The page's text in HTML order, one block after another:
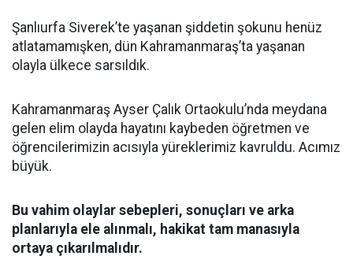
Şanlıurfa Siverek’te yaşanan şiddetin şokunu henüz
atlatamamışken, dün Kahramanmaraş’ta yaşanan
olayla ülkece sarsıldık.
Kahramanmaraş Ayser Çalık Ortaokulu’nda meydana
gelen elim olayda hayatını kaybeden öğretmen ve
öğrencilerimizin acısıyla yüreklerimiz kavruldu. Acımız
büyük.
Bu vahim olaylar sebepleri, sonuçları ve arka
planlarıyla ele alınmalı, hakikat tam manasıyla
ortaya çıkarılmalıdır.